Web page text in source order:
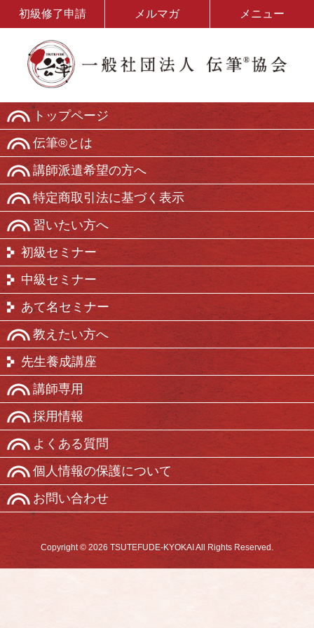
初級修了申請 メルマガ メニュー
トップページ
伝筆®とは
講師派遣希望の方へ
特定商取引法に基づく表示
習いたい方へ
初級セミナー
中級セミナー
あて名セミナー
教えたい方へ
先生養成講座
講師専用
採用情報
よくある質問
個人情報の保護について
お問い合わせ
Copyright © 2026 TSUTEFUDE-KYOKAI All Rights Reserved.